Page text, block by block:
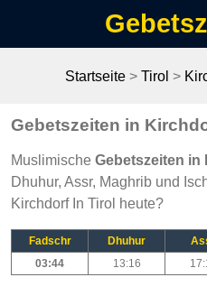
Startseite > Tirol >
Gebetszeiten in
Muslimische Gebetszeiten in
Dhuhur, Assr, Maghrib und
Kirchdorf In Tirol heute?
Fadschr Dhuhur
03:44
13:16